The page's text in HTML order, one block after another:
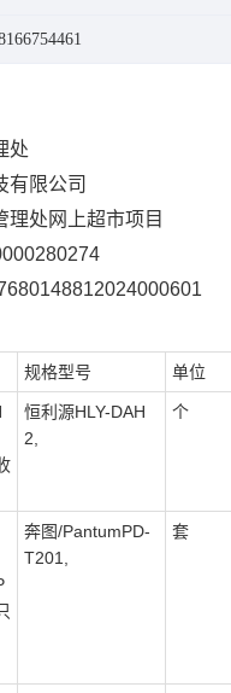
处
有限公司
理处网上超市项目
规格型号 单位
恒利源HLY-DAH
2,
个
奔图/PantumPD-
T201,
套